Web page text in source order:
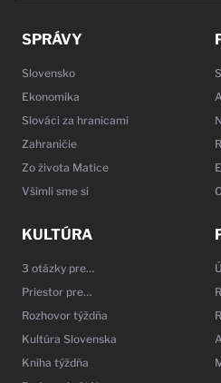
SPRÁVY
Slovensko
Ekonomika
Slováci za hranicami
Zahraničie
Zo života Matice
Všimli sme si
KULTÚRA
3 otázky pre…
Priestor pre…
Rozhovor týždňa
Kultúra Slovenska
Kniha týždňa